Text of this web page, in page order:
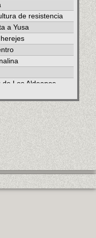
de resistencia
a Yusa
de Los Aldeanos
en Ciudad Metal